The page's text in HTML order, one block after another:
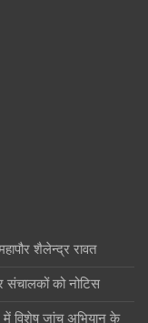
शैलेन्द्र रावत
संचालकों को नोटिस
विशेष जांच अभियान के